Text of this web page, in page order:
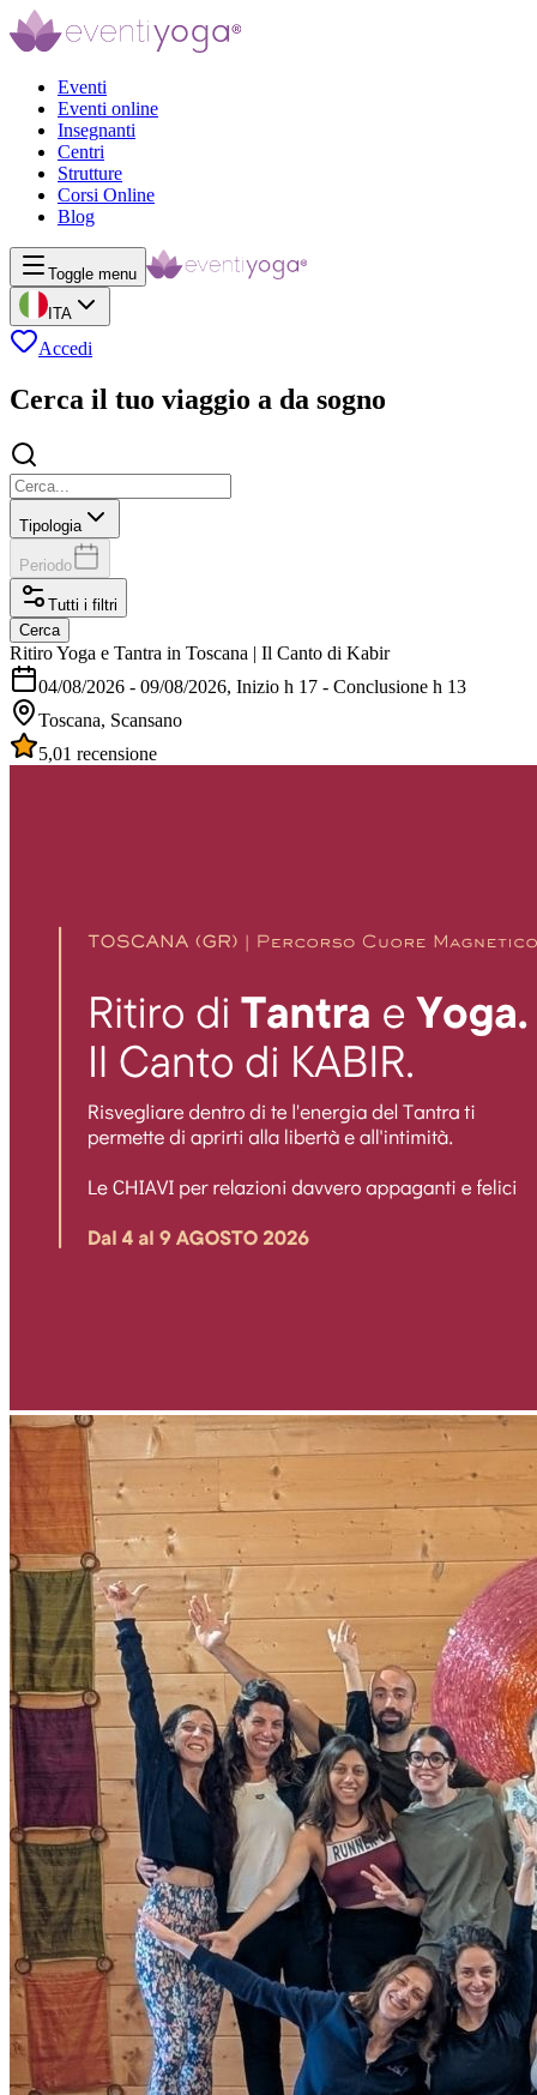
Eventi
Eventi online
Insegnanti
Centri
Strutture
Corsi Online
Blog
Toggle menu
ITA
Accedi
Cerca il tuo viaggio a da sogno
Tipologia
Periodo
Tutti i filtri
Cerca
Ritiro Yoga e Tantra in Toscana | Il Canto di Kabir
04/08/2026 - 09/08/2026, Inizio h 17 - Conclusione h 13
Toscana, Scansano
5,01 recensione